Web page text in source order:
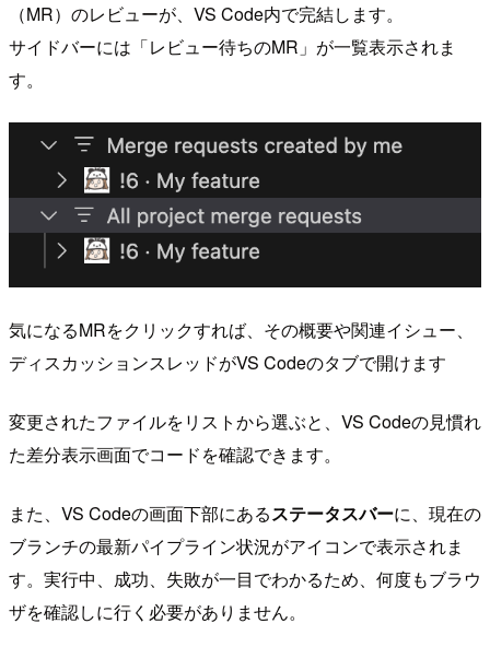
（MR）のレビューが、VS Code内で完結します。
サイドバーには「レビュー待ちのMR」が一覧表示されま
す。
気になるMRをクリックすれば、その概要や関連イシュー、
ディスカッションスレッドがVS Codeのタブで開けます
変更されたファイルをリストから選ぶと、VS Codeの見慣れ
た差分表示画面でコードを確認できます。
また、VS Codeの画面下部にあるステータスバーに、現在の
ブランチの最新パイプライン状況がアイコンで表示されま
す。実行中、成功、失敗が一目でわかるため、何度もブラウ
ザを確認しに行く必要がありません。